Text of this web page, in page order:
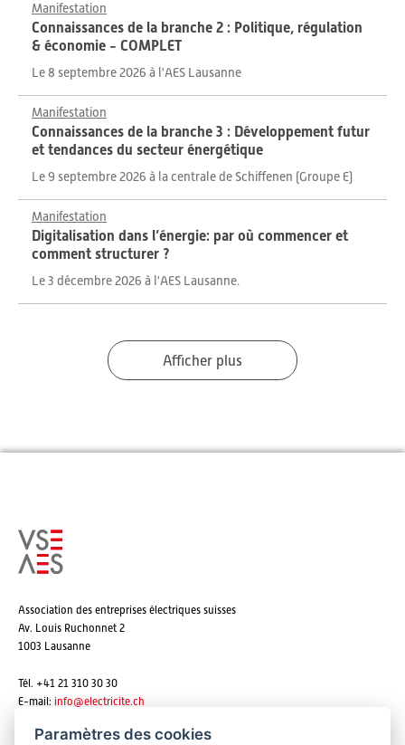
Manifestation
Connaissances de la branche 2 : Politique, régulation
& économie - COMPLET
Le 8 septembre 2026 à l'AES Lausanne
Manifestation
Connaissances de la branche 3 : Développement futur
et tendances du secteur énergétique
Le 9 septembre 2026 à la centrale de Schiffenen (Groupe E)
Manifestation
Digitalisation dans l’énergie: par où commencer et
comment structurer ?
Le 3 décembre 2026 à l'AES Lausanne.
Afficher plus
Association des entreprises électriques suisses
Av. Louis Ruchonnet 2
1003 Lausanne
Tél. +41 21 310 30 30
E-mail: info@electricite.ch
Paramètres des cookies